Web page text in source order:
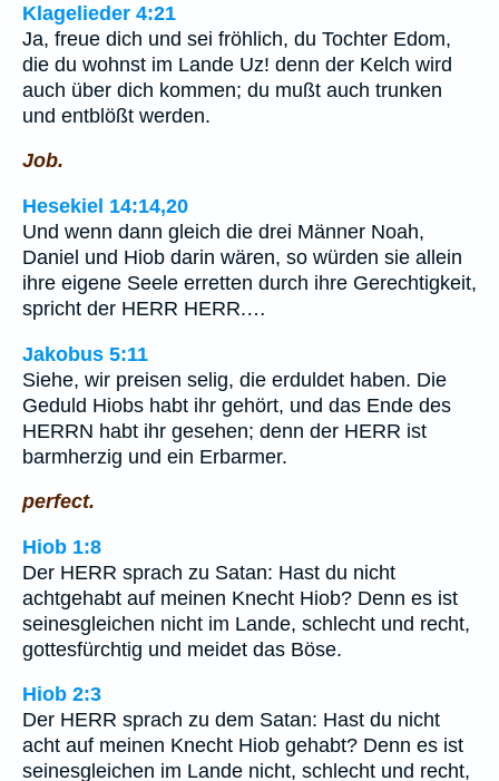
Klagelieder 4:21
Ja, freue dich und sei fröhlich, du Tochter Edom,
die du wohnst im Lande Uz! denn der Kelch wird
auch über dich kommen; du mußt auch trunken
und entblößt werden.
Job.
Hesekiel 14:14,20
Und wenn dann gleich die drei Männer Noah,
Daniel und Hiob darin wären, so würden sie allein
ihre eigene Seele erretten durch ihre Gerechtigkeit,
spricht der HERR HERR.…
Jakobus 5:11
Siehe, wir preisen selig, die erduldet haben. Die
Geduld Hiobs habt ihr gehört, und das Ende des
HERRN habt ihr gesehen; denn der HERR ist
barmherzig und ein Erbarmer.
perfect.
Hiob 1:8
Der HERR sprach zu Satan: Hast du nicht
achtgehabt auf meinen Knecht Hiob? Denn es ist
seinesgleichen nicht im Lande, schlecht und recht,
gottesfürchtig und meidet das Böse.
Hiob 2:3
Der HERR sprach zu dem Satan: Hast du nicht
acht auf meinen Knecht Hiob gehabt? Denn es ist
seinesgleichen im Lande nicht, schlecht und recht,